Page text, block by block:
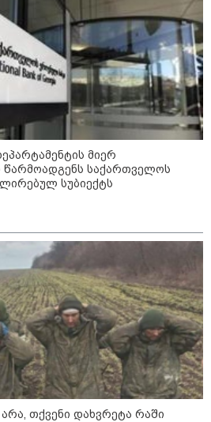
საწვავის
რიგები და
"დემოკრატიის
14:23 / 05-08-2026
ევროპელმა და რუსმა ყოფილმა
მაღალჩინოსნებმა უკრაინაში
ომთან დაკავშირებით
მოლაპარაკებები გამართეს - რა
არის ცნობილი შეხვედრაზე
09:55 / 05-08-2026
მორიგი თავდასხმა Wildberries-
მიერ
წარმოადგენს საქართველოს
სუბიექტს
თქვენი დახვრეტა რაში